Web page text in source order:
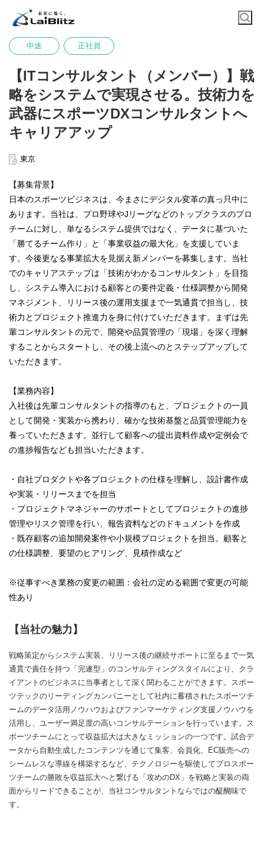
中途 正社員
【ITコンサルタント（メンバー）】戦
略をシステムで実現させる。技術力を
武器にスポーツDXコンサルタントへ
キャリアアップ
東京
【募集背景】
日本のスポーツビジネスは、今まさにデジタル変革の真っ只中に
あります。当社は、プロ野球やJリーグなどのトップクラスのプロ
チームに対し、単なるシステム提供ではなく、データに基づいた
「勝てるチーム作り」と「事業収益の最大化」を支援していま
す。今後更なる事業拡大を見据え新メンバーを募集します。当社
でのキャリアステップは「技術がわかるコンサルタント」を目指
し、システム導入における顧客との要件定義・仕様調整から開発
マネジメント、リリース後の運用支援まで一気通貫で担当し、技
術力とプロジェクト推進力を身に付けていただきます。まずは先
輩コンサルタントの元で、開発や品質管理の「現場」を深く理解
することからスタートし、その後上流へのとステップアップして
いただきます。
【業務内容】
入社後は先輩コンサルタントの指導のもと、プロジェクトの一員
として開発・実装から携わり、確かな技術基盤と品質管理能力を
養っていただきます。並行して顧客への提出資料作成や定例会で
の進捗報告なども担当いただきます。
・自社プロダクトや各プロジェクトの仕様を理解し、設計書作成
や実装・リリースまでを担当
・プロジェクトマネジャーのサポートとしてプロジェクトの進捗
管理やリスク管理を行い、報告資料などのドキュメントを作成
・既存顧客の追加開発案件や小規模プロジェクトを担当。顧客と
の仕様調整、要望のヒアリング、見積作成など
※従事すべき業務の変更の範囲：会社の定める範囲で変更の可能
性あり
【当社の魅力】
戦略策定からシステム実装、リリース後の継続サポートに至るまで一気
通貫で責任を持つ「完遂型」のコンサルティングスタイルにより、クラ
イアントのビジネスに当事者として深く関わることができます。スポー
ツテックのリーディングカンパニーとして社内に蓄積されたスポーツチ
ームのデータ活用ノウハウおよびファンマーケティング支援ノウハウを
活用し、ユーザー満足度の高いコンサルテーションを行っています。ス
ポーツチームにとって収益拡大は大きなミッションの一つです。試合デ
ータから自動生成したコンテンツを通じて集客、会員化、EC販売への
シームレスな導線を構築するなど、テクノロジーを駆使してプロスポー
ツチームの勝敗を収益拡大へと繋げる「攻めのDX」を戦略と実装の両
面からリードできることが、当社コンサルタントならではの醍醐味で
す。